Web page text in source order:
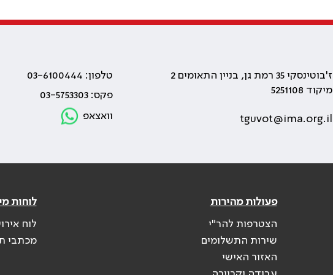
ז'בוטינסקי 35 רמת גן, בניין התאומים 2
מיקוד 5251108
tguvot@ima.org.il
טלפון: 03-6100444
פקס: 03-5753303
וואצאפ
פעולות מהירות
הצטרפות להר"י
שירות התשלומים
האזור האישי
לוחות
לוח
מכתבי